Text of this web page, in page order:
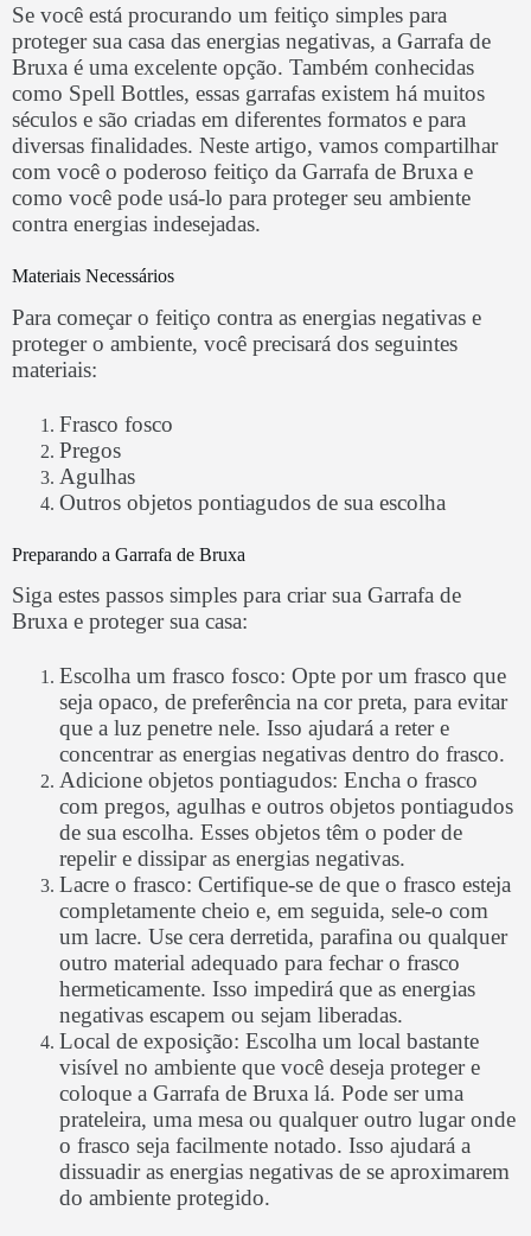
Se você está procurando um feitiço simples para
proteger sua casa das energias negativas, a Garrafa de
Bruxa é uma excelente opção. Também conhecidas
como Spell Bottles, essas garrafas existem há muitos
séculos e são criadas em diferentes formatos e para
diversas finalidades. Neste artigo, vamos compartilhar
com você o poderoso feitiço da Garrafa de Bruxa e
como você pode usá-lo para proteger seu ambiente
contra energias indesejadas.
Materiais Necessários
Para começar o feitiço contra as energias negativas e
proteger o ambiente, você precisará dos seguintes
materiais:
Frasco fosco
Pregos
Agulhas
Outros objetos pontiagudos de sua escolha
Preparando a Garrafa de Bruxa
Siga estes passos simples para criar sua Garrafa de
Bruxa e proteger sua casa:
Escolha um frasco fosco: Opte por um frasco que
seja opaco, de preferência na cor preta, para evitar
que a luz penetre nele. Isso ajudará a reter e
concentrar as energias negativas dentro do frasco.
Adicione objetos pontiagudos: Encha o frasco
com pregos, agulhas e outros objetos pontiagudos
de sua escolha. Esses objetos têm o poder de
repelir e dissipar as energias negativas.
Lacre o frasco: Certifique-se de que o frasco esteja
completamente cheio e, em seguida, sele-o com
um lacre. Use cera derretida, parafina ou qualquer
outro material adequado para fechar o frasco
hermeticamente. Isso impedirá que as energias
negativas escapem ou sejam liberadas.
Local de exposição: Escolha um local bastante
visível no ambiente que você deseja proteger e
coloque a Garrafa de Bruxa lá. Pode ser uma
prateleira, uma mesa ou qualquer outro lugar onde
o frasco seja facilmente notado. Isso ajudará a
dissuadir as energias negativas de se aproximarem
do ambiente protegido.